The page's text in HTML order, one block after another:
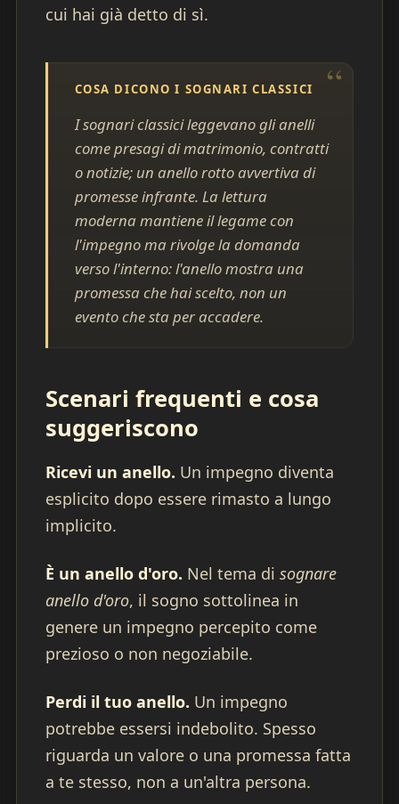
cui hai già detto di sì.
COSA DICONO I SOGNARI CLASSICI
I sognari classici leggevano gli anelli
come presagi di matrimonio, contratti
o notizie; un anello rotto avvertiva di
promesse infrante. La lettura
moderna mantiene il legame con
l'impegno ma rivolge la domanda
verso l'interno: l'anello mostra una
promessa che hai scelto, non un
evento che sta per accadere.
Scenari frequenti e cosa
suggeriscono
Ricevi un anello. Un impegno diventa
esplicito dopo essere rimasto a lungo
implicito.
È un anello d'oro. Nel tema di sognare
anello d'oro, il sogno sottolinea in
genere un impegno percepito come
prezioso o non negoziabile.
Perdi il tuo anello. Un impegno
potrebbe essersi indebolito. Spesso
riguarda un valore o una promessa fatta
a te stesso, non a un'altra persona.